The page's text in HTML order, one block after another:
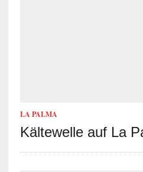
LA PALMA
Kältewelle auf La